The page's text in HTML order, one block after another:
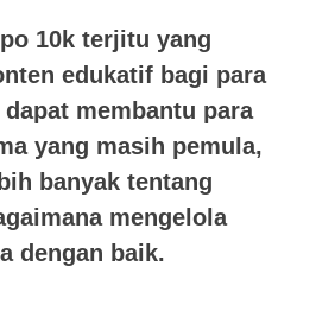
10k terjitu yang
edukatif bagi para
membantu para
yang masih pemula,
banyak tentang
mengelola
dengan baik.